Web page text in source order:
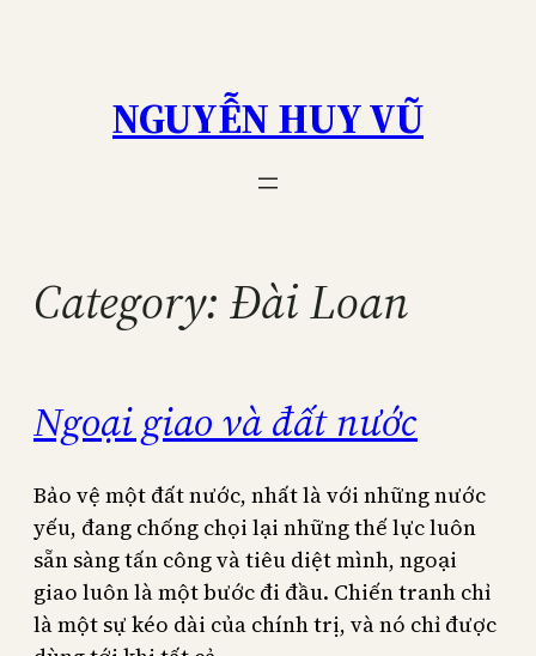
NGUYỄN HUY VŨ
Category: Đài Loan
Ngoại giao và đất nước
Bảo vệ một đất nước, nhất là với những nước
yếu, đang chống chọi lại những thế lực luôn
sẵn sàng tấn công và tiêu diệt mình, ngoại
giao luôn là một bước đi đầu. Chiến tranh chỉ
là một sự kéo dài của chính trị, và nó chỉ được